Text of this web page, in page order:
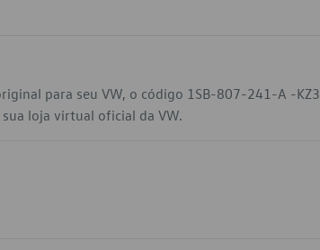
para seu VW, o código 1SB-807-241-A -KZ3
loja virtual oficial da VW.